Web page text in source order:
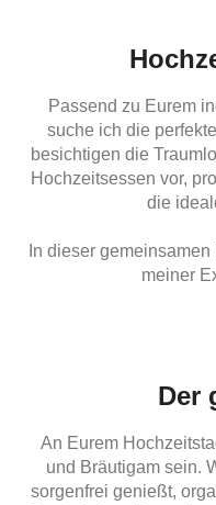
Passend zu Eurem
suche ich die
besichtigen die
Hochzeitsessen vor,
die
In dieser
meiner
Der
An Eurem
und Bräutigam sein.
sorgenfrei genießt,